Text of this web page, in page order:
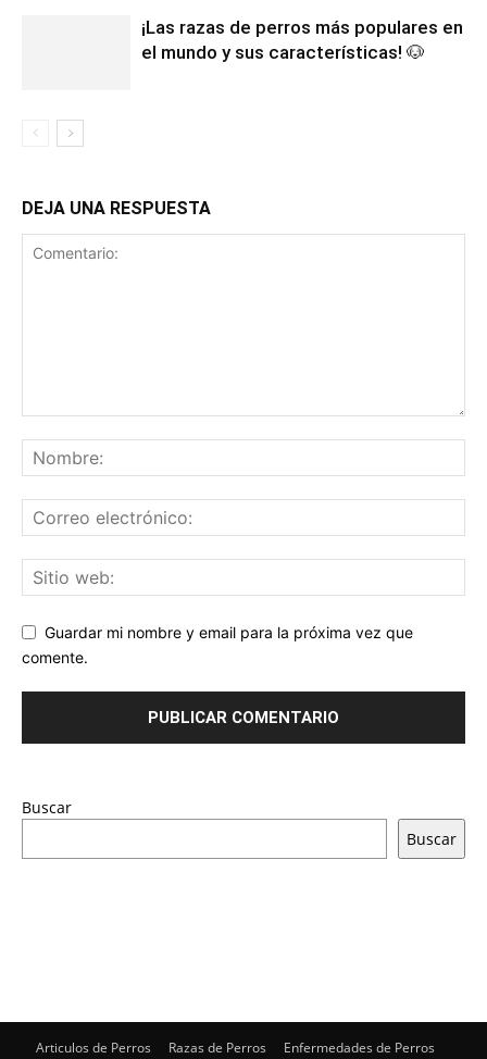
¡Las razas de perros más populares en
el mundo y sus características! 🐶
DEJA UNA RESPUESTA
Guardar mi nombre y email para la próxima vez que
comente.
Buscar
Buscar
Articulos de Perros Razas de Perros Enfermedades de Perros